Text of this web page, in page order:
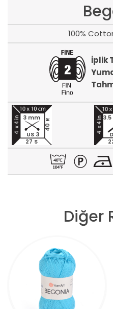
100%
İplik
27 S
40 R
3 mm
US 3
Diğer